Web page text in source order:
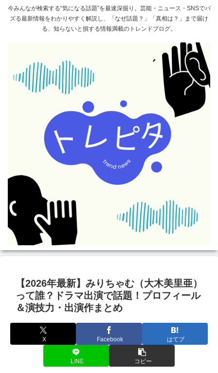
今みんなが検索する“気になる話題”を最速深掘り。芸能・ニュース・SNSでバ
ズる最新情報をわかりやすく解説し、「なぜ話題？」「真相は？」まで届け
る、知らないと損する情報満載のトレンドブログ。
【2026年最新】みりちゃむ（大木美里亜）
って誰？ドラマ出演で話題！プロフィール
＆演技力・出演作まとめ
X Facebook はてブ
LINE コピー